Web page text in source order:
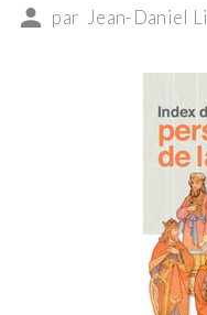
par Jean-Daniel